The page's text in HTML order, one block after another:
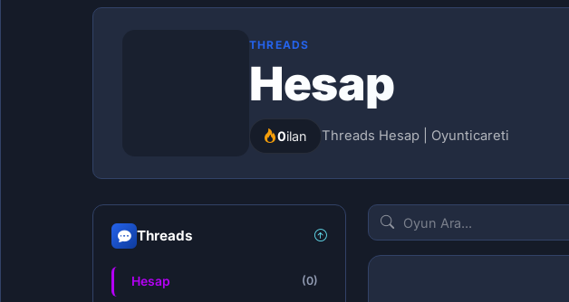
THREADS
Hesap
0ilan Threads Hesap | Oyunticareti
Threads
Hesap (0)